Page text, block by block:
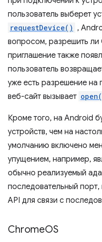
пользователь выберет
requestDevice() ,
вопросом, разрешить ли
приглашение также
пользователь
уже есть разрешение на
веб-сайт вызывает
Кроме того, на Android
устройств, чем на
умолчанию включено
упущением, например,
обычно реализуемый
последовательный
API для связи с
ChromeOS